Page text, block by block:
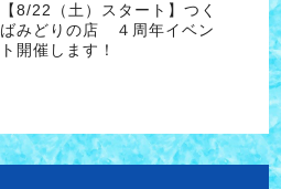
【8/22（土）スタート】つく
ばみどりの店 ４周年イベン
ト開催します！